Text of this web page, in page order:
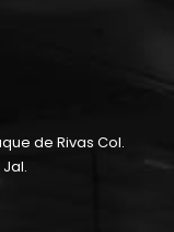
de Rivas Col.